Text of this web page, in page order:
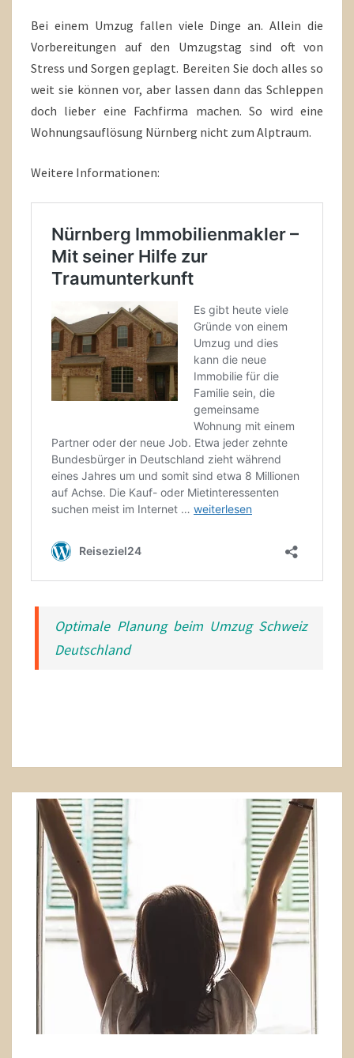
Bei einem Umzug fallen viele Dinge an. Allein die
Vorbereitungen auf den Umzugstag sind oft von
Stress und Sorgen geplagt. Bereiten Sie doch alles so
weit sie können vor, aber lassen dann das Schleppen
doch lieber eine Fachfirma machen. So wird eine
Wohnungsauflösung Nürnberg nicht zum Alptraum.
Weitere Informationen:
Optimale Planung beim Umzug Schweiz
Deutschland